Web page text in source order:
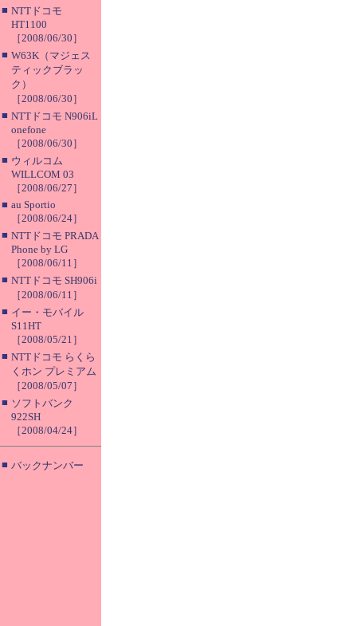
■ NTTドコモ
HT1100
［2008/06/30］
■ W63K（マジェス
ティックブラッ
ク）
［2008/06/30］
■ NTTドコモ N906iL
onefone
［2008/06/30］
■ ウィルコム
WILLCOM 03
［2008/06/27］
■ au Sportio
［2008/06/24］
■ NTTドコモ PRADA
Phone by LG
［2008/06/11］
■ NTTドコモ SH906i
［2008/06/11］
■ イー・モバイル
S11HT
［2008/05/21］
■ NTTドコモ らくら
くホン プレミアム
［2008/05/07］
■ ソフトバンク
922SH
［2008/04/24］
■ バックナンバー